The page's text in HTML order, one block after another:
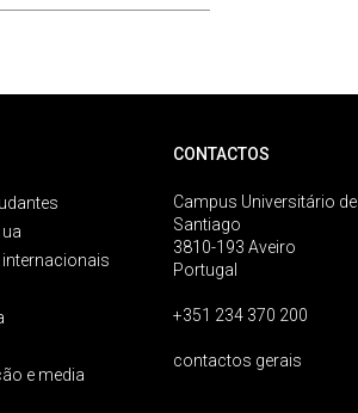
e media
CONTACTOS
Campus Universitário de
Santiago
3810-193 Aveiro
Portugal
+351 234 370 200
contactos gerais